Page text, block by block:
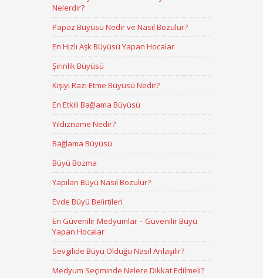
Nelerdir?
Papaz Büyüsü Nedir ve Nasıl Bozulur?
En Hızlı Aşk Büyüsü Yapan Hocalar
Şirinlik Büyüsü
Kişiyi Razı Etme Büyüsü Nedir?
En Etkili Bağlama Büyüsü
Yıldızname Nedir?
Bağlama Büyüsü
Büyü Bozma
Yapılan Büyü Nasıl Bozulur?
Evde Büyü Belirtileri
En Güvenilir Medyumlar – Güvenilir Büyü
Yapan Hocalar
Sevgilide Büyü Olduğu Nasıl Anlaşılır?
Medyum Seçiminde Nelere Dikkat Edilmeli?